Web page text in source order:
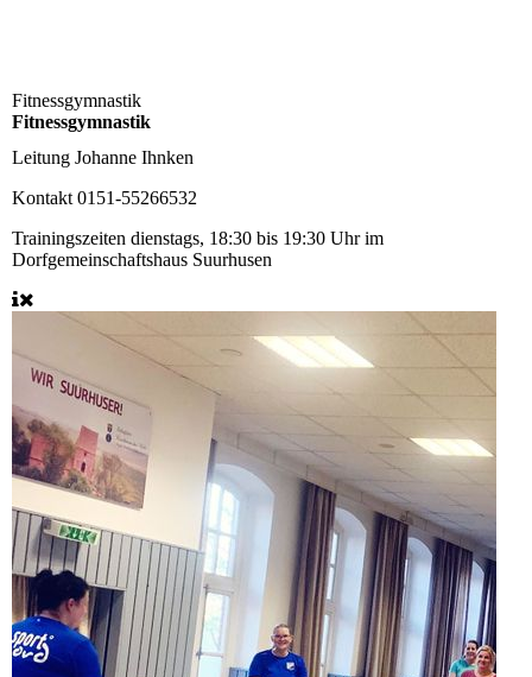
Fitnessgymnastik
Fitnessgymnastik
Leitung Johanne Ihnken
Kontakt 0151-55266532
Trainingszeiten dienstags, 18:30 bis 19:30 Uhr im
Dorfgemeinschaftshaus Suurhusen